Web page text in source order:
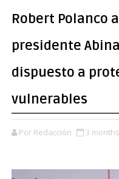
Robert Polanco
presidente
dispuesto a
vulnerables
Por Redacción 3